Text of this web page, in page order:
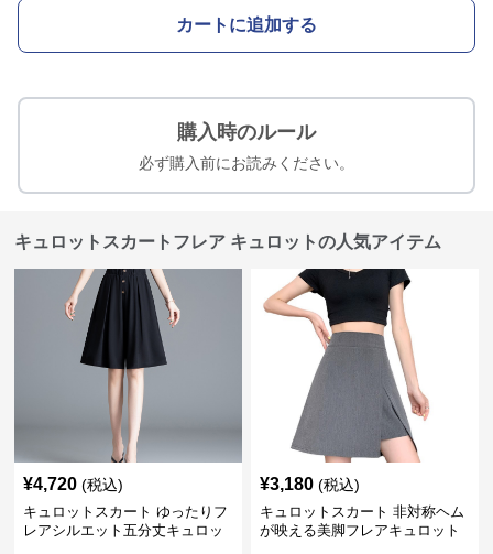
カートに追加する
購入時のルール
必ず購入前にお読みください。
キュロットスカートフレア キュロットの人気アイテム
¥4,720 (税込)
キュロットスカート ゆったりフ
レアシルエット五分丈キュロッ
¥3,180 (税込)
キュロットスカート 非対称ヘム
が映える美脚フレアキュロット